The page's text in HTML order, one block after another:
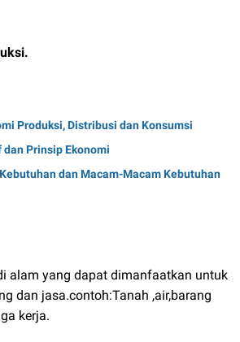
Produksi, Distribusi dan Konsumsi
Prinsip Ekonomi
dan Macam-Macam Kebutuhan
alam yang dapat dimanfaatkan untuk
dan jasa.contoh:Tanah ,air,barang
kerja.